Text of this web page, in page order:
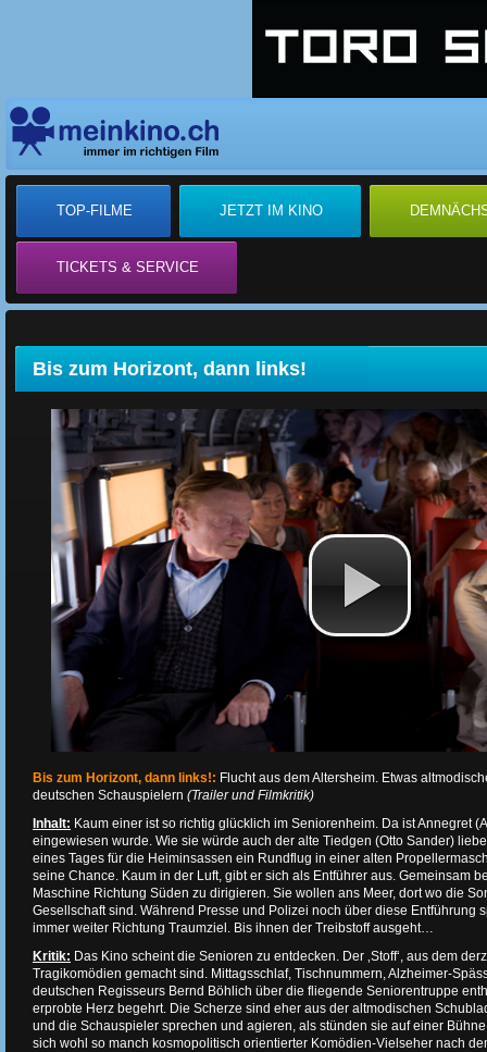
TOP-FILME JETZT IM KINO
TICKETS & SERVICE
Bis zum Horizont, dann links!
Bis zum Horizont, dann links!: Flucht aus dem Altersheim. Etwas
deutschen Schauspielern (Trailer und Filmkritik)
Inhalt: Kaum einer ist so richtig glücklich im Seniorenheim. Da ist Annegret
eingewiesen wurde. Wie sie würde auch der alte Tiedgen (Otto Sander)
eines Tages für die Heiminsassen ein Rundflug in einer alten
seine Chance. Kaum in der Luft, gibt er sich als Entführer aus. Gemeinsam
Maschine Richtung Süden zu dirigieren. Sie wollen ans Meer, dort wo die
Gesellschaft sind. Während Presse und Polizei noch über diese Entführung
immer weiter Richtung Traumziel. Bis ihnen der Treibstoff ausgeht…
Kritik: Das Kino scheint die Senioren zu entdecken. Der ‚Stoff‘, aus dem
Tragikomödien gemacht sind. Mittagsschlaf, Tischnummern, Alzheimer-
deutschen Regisseurs Bernd Böhlich über die fliegende Seniorentruppe
erprobte Herz begehrt. Die Scherze sind eher aus der altmodischen
und die Schauspieler sprechen und agieren, als stünden sie auf einer
sich wohl so manch kosmopolitisch orientierter Komödien-Vielseher nach